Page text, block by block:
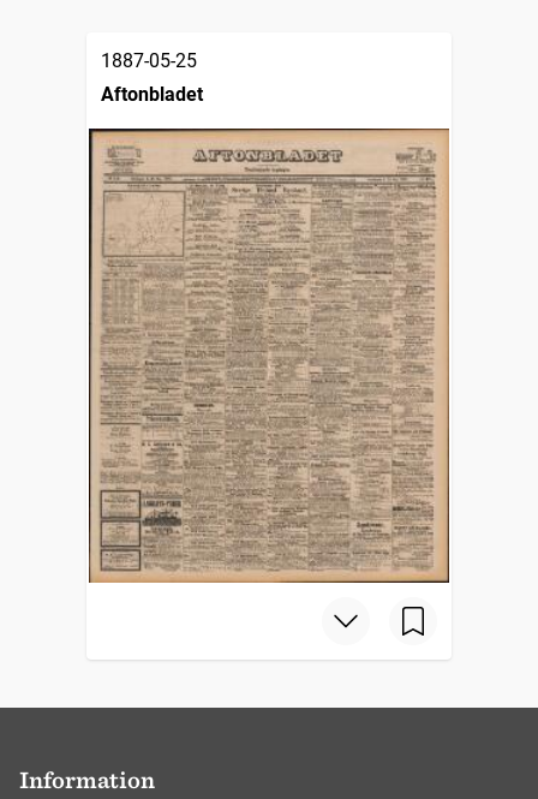
1887-05-25
Aftonbladet
Information